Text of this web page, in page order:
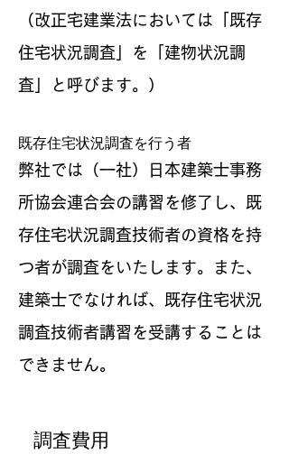
（改正宅建業法においては「既存
住宅状況調査」を「建物状況調
査」と呼びます。）
既存住宅状況調査を行う者
弊社では（一社）日本建築士事務
所協会連合会の講習を修了し、既
存住宅状況調査技術者の資格を持
つ者が調査をいたします。また、
建築士でなければ、既存住宅状況
調査技術者講習を受講することは
できません。
調査費用